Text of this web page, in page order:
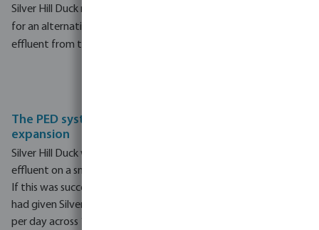
Silver Hill Duck reached out to Bosta UK as they were looking
for an alternative means of discharging the treated process
effluent from their private wastewater treatment plant.
The PED system pilot project and project
expansion
Silver Hill Duck wanted to run a pilot project for dispersing
effluent on a small patch of land of approximately 1.6 hectares.
If this was successful, the system would be extended. The EPA
had given Silver Hill Duck an effluent release licence of 480 m3
per day across 14.6 ha.